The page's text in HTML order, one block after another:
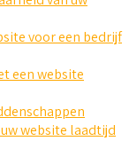
voor een bedrijf
een website
website laadtijd